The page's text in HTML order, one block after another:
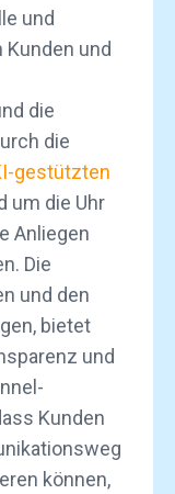
und
und
die
die
gestützten
um die Uhr
Anliegen
Die
und den
bietet
und
Kunden
können,